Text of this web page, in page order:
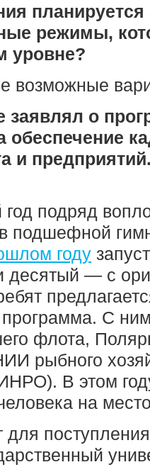
планируется
режимы,
уровне?
возможные
заявлял о
обеспечение
и
подряд
в подшефной
году
десятый — с
программа. С
флота,
рыбного
В этом
на
для